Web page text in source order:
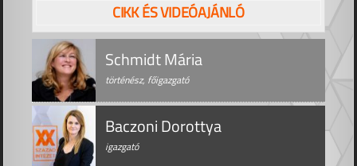
CIKK ÉS VIDEÓAJÁNLÓ
Schmidt Mária
történész, főigazgató
Baczoni Dorottya
igazgató